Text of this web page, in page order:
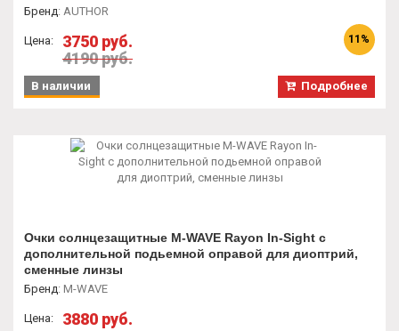
Бренд: AUTHOR
Цена:
3750 руб.
4190 руб.
11%
Подробнее
В наличии
Очки солнцезащитные M-WAVE Rayon In-Sight с
дополнительной подьемной оправой для диоптрий,
сменные линзы
Бренд: M-WAVE
Цена: 3880 руб.